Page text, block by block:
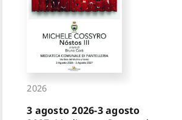
2026
3 agosto 2026-3 agosto